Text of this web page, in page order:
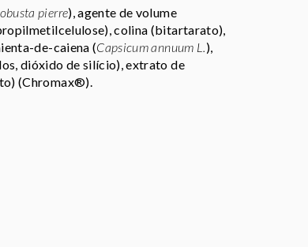
pierre), agente de volume
colina (bitartarato),
de-caiena (Capsicum annuum L.),
dióxido de silício), extrato de
(Chromax®).